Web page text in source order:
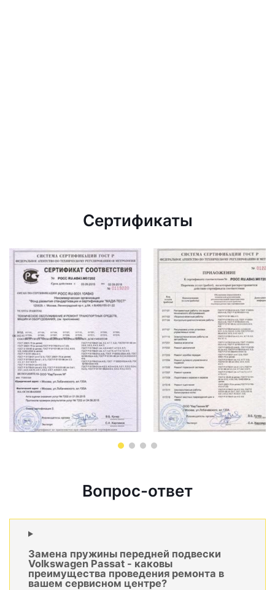
Сертификаты
Вопрос-ответ
Замена пружины передней подвески
Volkswagen Passat - каковы
преимущества проведения ремонта в
вашем сервисном центре?